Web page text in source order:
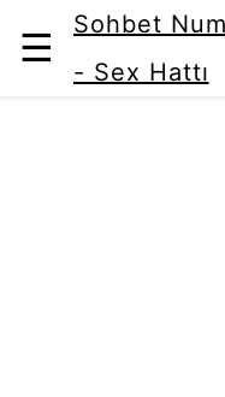
☰
Sohbet
- Sex Hattı